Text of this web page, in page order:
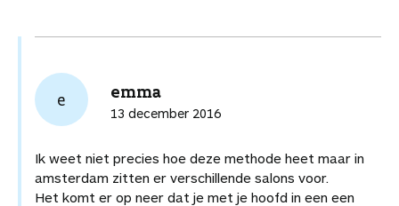
e emma
13 december 2016
Ik weet niet precies hoe deze methode heet maar in
amsterdam zitten er verschillende salons voor.
Het komt er op neer dat je met je hoofd in een een